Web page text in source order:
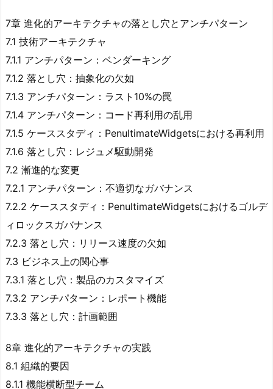
7章 進化的アーキテクチャの落とし穴とアンチパターン
7.1 技術アーキテクチャ
7.1.1 アンチパターン：ベンダーキング
7.1.2 落とし穴：抽象化の欠如
7.1.3 アンチパターン：ラスト10%の罠
7.1.4 アンチパターン：コード再利用の乱用
7.1.5 ケーススタディ：PenultimateWidgetsにおける再利用
7.1.6 落とし穴：レジュメ駆動開発
7.2 漸進的な変更
7.2.1 アンチパターン：不適切なガバナンス
7.2.2 ケーススタディ：PenultimateWidgetsにおけるゴルデ
ィロックスガバナンス
7.2.3 落とし穴：リリース速度の欠如
7.3 ビジネス上の関心事
7.3.1 落とし穴：製品のカスタマイズ
7.3.2 アンチパターン：レポート機能
7.3.3 落とし穴：計画範囲
8章 進化的アーキテクチャの実践
8.1 組織的要因
8.1.1 機能横断型チーム